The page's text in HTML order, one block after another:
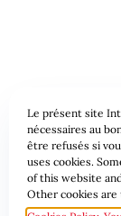
Site-
Le présent site
nécessaires au
être refusés si
uses cookies.
of this website
Other cookies are